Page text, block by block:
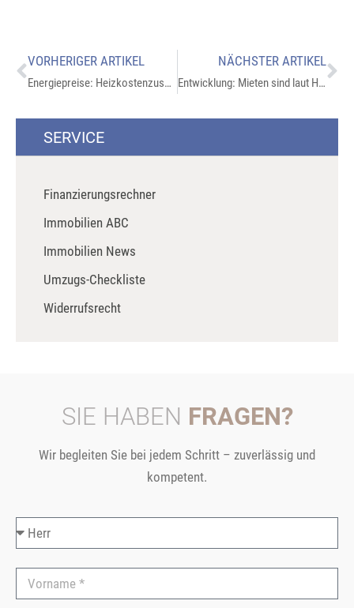
VORHERIGER ARTIKEL
Energiepreise: Heizkostenzuschuss auch für Auszubildende
NÄCHSTER ARTIKEL
Entwicklung: Mieten sind laut Haus & Grund bezahlbarer geworden
SERVICE
Finanzierungsrechner
Immobilien ABC
Immobilien News
Umzugs-Checkliste
Widerrufsrecht
SIE HABEN FRAGEN?
Wir begleiten Sie bei jedem Schritt – zuverlässig und
kompetent.